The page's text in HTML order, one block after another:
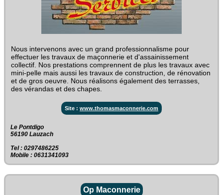
Nous intervenons avec un grand professionnalisme pour
effectuer les travaux de maçonnerie et d'assainissement
collectif. Nos prestations comprennent de plus les travaux avec
mini-pelle mais aussi les travaux de construction, de rénovation
et de gros oeuvre. Nous réalisons également des terrasses,
des vérandas et des chapes.
Site : www.thomasmaconnerie.com
Le Pontdigo‎
56190 Lauzach
Tel : 0297486225
Mobile : 0631341093
Op Maconnerie